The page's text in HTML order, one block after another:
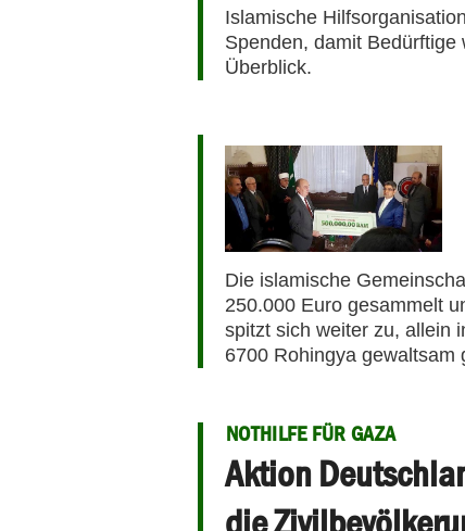
Islamische
Spenden, damit
Überblick.
Die islamische
250.000 Euro gesammelt
spitzt sich weiter zu, allein
6700 Rohingya gewaltsam
NOTHILFE FÜR GAZA
Aktion
die